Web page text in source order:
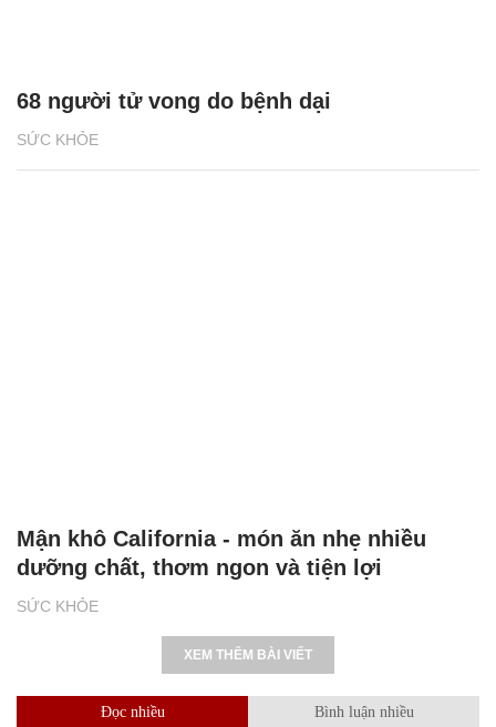
SỨC KHỎE
68 người tử vong do bệnh dại
SỨC KHỎE
Mận khô California - món ăn nhẹ nhiều
dưỡng chất, thơm ngon và tiện lợi
XEM THÊM BÀI VIẾT
Đọc nhiều Bình luận nhiều